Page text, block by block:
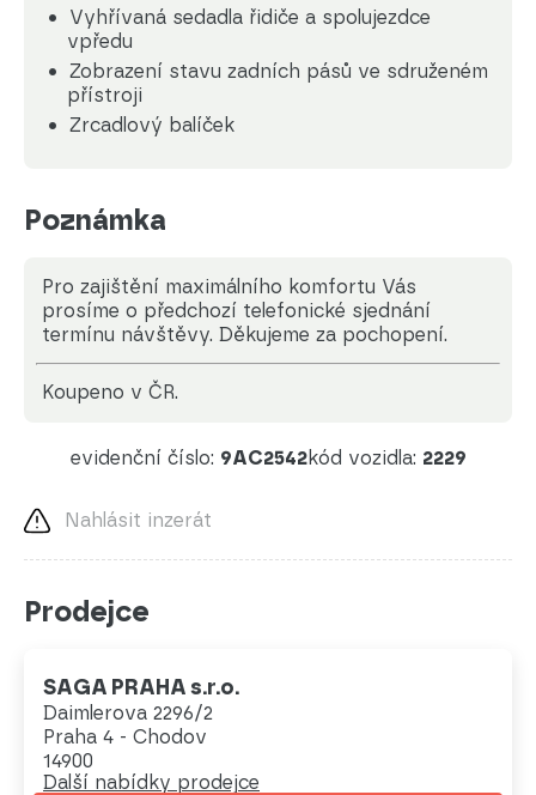
Vyhřívaná sedadla řidiče a spolujezdce
vpředu
Zobrazení stavu zadních pásů ve sdruženém
přístroji
Zrcadlový balíček
Poznámka
Pro zajištění maximálního komfortu Vás
prosíme o předchozí telefonické sjednání
termínu návštěvy. Děkujeme za pochopení.
koupeno v ČR.
evidenční číslo: 9AC2542kód vozidla: 2229
Nahlásit inzerát
Prodejce
SAGA PRAHA s.r.o.
Daimlerova 2296/2
Praha 4 - Chodov
14900
Další nabídky prodejce